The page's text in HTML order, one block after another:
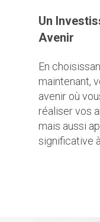
Un
Avenir
En
maintenant,
avenir où
réaliser vos
mais aussi
significative